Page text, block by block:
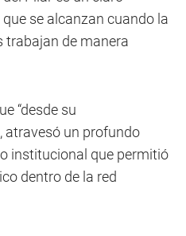
se alcanzan cuando la
trabajan de manera
“desde su
atravesó un profundo
institucional que permitió
dentro de la red